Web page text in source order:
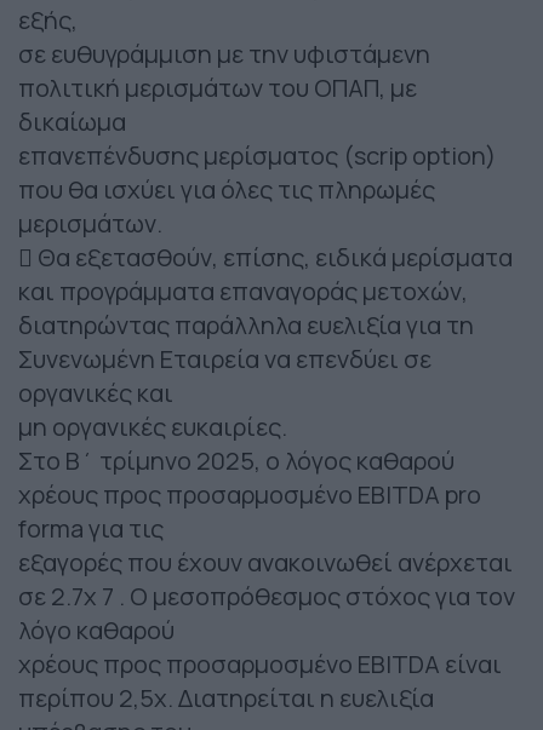
εξής,
σε ευθυγράμμιση με την υφιστάμενη
πολιτική μερισμάτων του OΠΑΠ, με
δικαίωμα
επανεπένδυσης μερίσματος (scrip option)
που θα ισχύει για όλες τις πληρωμές
μερισμάτων.
 Θα εξετασθούν, επίσης, ειδικά μερίσματα
και προγράμματα επαναγοράς μετοχών,
διατηρώντας παράλληλα ευελιξία για τη
Συνενωμένη Εταιρεία να επενδύει σε
οργανικές και
μη οργανικές ευκαιρίες.
Στο Β΄ τρίμηνο 2025, ο λόγος καθαρού
χρέους προς προσαρμοσμένο EBITDA pro
forma για τις
εξαγορές που έχουν ανακοινωθεί ανέρχεται
σε 2.7x 7 . Ο μεσοπρόθεσμος στόχος για τον
λόγο καθαρού
χρέους προς προσαρμοσμένο EBITDA είναι
περίπου 2,5x. Διατηρείται η ευελιξία